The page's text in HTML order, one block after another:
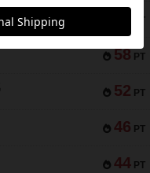
PT
58 PT
52 PT
46 PT
44 PT